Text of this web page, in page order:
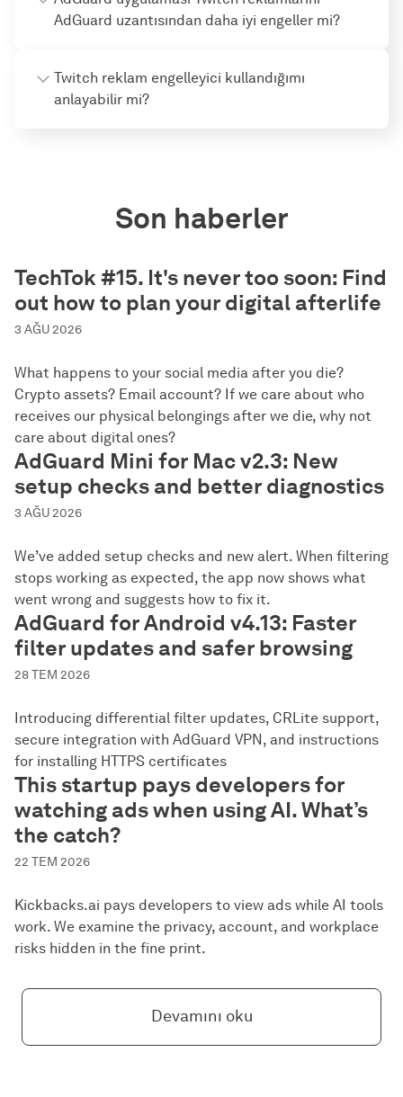
AdGuard uzantısından daha iyi engeller mi?
Twitch reklam engelleyici kullandığımı
anlayabilir mi?
Son haberler
TechTok #15. It's never too soon: Find
out how to plan your digital afterlife
3 AĞU 2026
What happens to your social media after you die?
Crypto assets? Email account? If we care about who
receives our physical belongings after we die, why not
care about digital ones?
AdGuard Mini for Mac v2.3: New
setup checks and better diagnostics
3 AĞU 2026
We’ve added setup checks and new alert. When filtering
stops working as expected, the app now shows what
went wrong and suggests how to fix it.
AdGuard for Android v4.13: Faster
filter updates and safer browsing
28 TEM 2026
Introducing differential filter updates, CRLite support,
secure integration with AdGuard VPN, and instructions
for installing HTTPS certificates
This startup pays developers for
watching ads when using AI. What’s
the catch?
22 TEM 2026
Kickbacks.ai pays developers to view ads while AI tools
work. We examine the privacy, account, and workplace
risks hidden in the fine print.
Devamını oku